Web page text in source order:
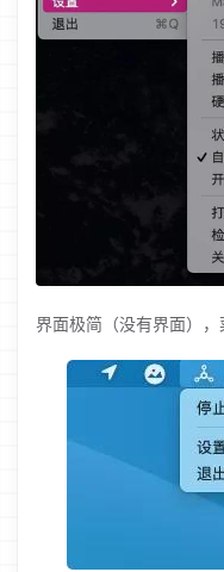
界面极简（没有界面），